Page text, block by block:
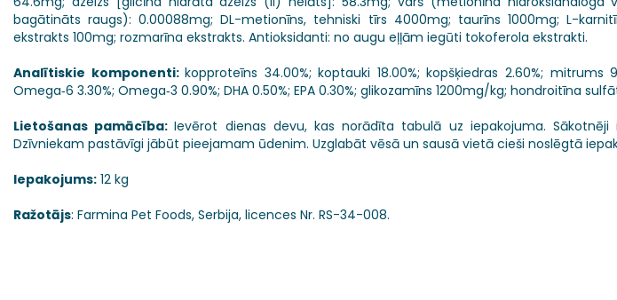
bagātināts raugs): 0.00088mg; DL-metionīns, tehniski tīrs 4000mg; taurīns 1000mg; L-
ekstrakts 100mg; rozmarīna ekstrakts. Antioksidanti: no augu eļļām iegūti tokoferola ekstrakti.
Analītiskie komponenti:kopproteīns 34.00%; koptauki 18.00%; kopšķiedras 2.60%; mitrums
Omega‐6 3.30%; Omega‐3 0.90%; DHA 0.50%; EPA 0.30%; glikozamīns 1200mg/kg; hondroitīna
Lietošanas pamācība:Ievērot dienas devu, kas norādīta tabulā uz iepakojuma.
Dzīvniekam pastāvīgi jābūt pieejamam ūdenim. Uzglabāt vēsā un sausā vietā cieši noslēgtā
Iepakojums: 12 kg
Ražotājs: Farmina Pet Foods, Serbija, licences Nr. RS-34-008.